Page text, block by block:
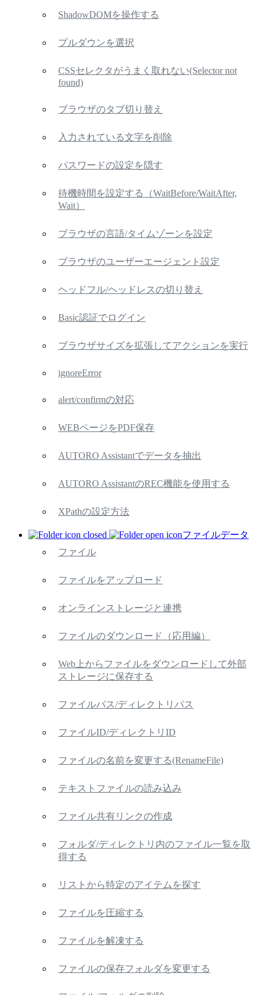
ShadowDOMを操作する
プルダウンを選択
CSSセレクタがうまく取れない(Selector not
found)
ブラウザのタブ切り替え
入力されている文字を削除
パスワードの設定を隠す
待機時間を設定する（WaitBefore/WaitAfter,
Wait）
ブラウザの言語/タイムゾーンを設定
ブラウザのユーザーエージェント設定
ヘッドフル/ヘッドレスの切り替え
Basic認証でログイン
ブラウザサイズを拡張してアクションを実行
ignoreError
alert/confirmの対応
WEBページをPDF保存
AUTORO Assistantでデータを抽出
AUTORO AssistantのREC機能を使用する
XPathの設定方法
ファイルデータ
ファイル
ファイルをアップロード
オンラインストレージと連携
ファイルのダウンロード（応用編）
Web上からファイルをダウンロードして外部
ストレージに保存する
ファイルパス/ディレクトリパス
ファイルID/ディレクトリID
ファイルの名前を変更する(RenameFile)
テキストファイルの読み込み
ファイル共有リンクの作成
フォルダ/ディレクトリ内のファイル一覧を取
得する
リストから特定のアイテムを探す
ファイルを圧縮する
ファイルを解凍する
ファイルの保存フォルダを変更する